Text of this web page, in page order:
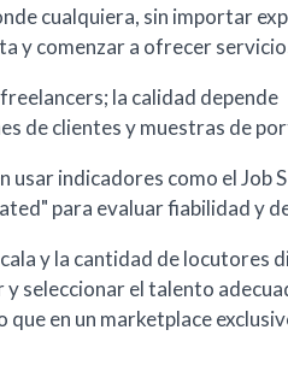
cualquiera, sin importar
y comenzar a ofrecer
la calidad depende
de clientes y muestras de
usar indicadores como el Job
para evaluar fiabilidad y
y la cantidad de locutores
seleccionar el talento
en un marketplace